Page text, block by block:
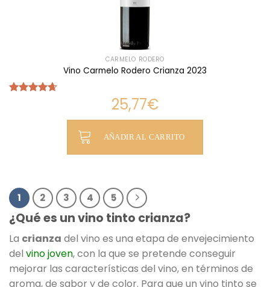
¿Qué es un vino tinto crianza?
La crianza del vino es una etapa de envejecimiento
del vino joven, con la que se pretende conseguir
mejorar las características del vino, en términos de
aroma, de sabor y de color. Para que un vino tinto se
CARMELO RODERO
Vino Carmelo Rodero Crianza 2023
25,77€
AÑADIR AL CARRITO
1 2 3 4 5